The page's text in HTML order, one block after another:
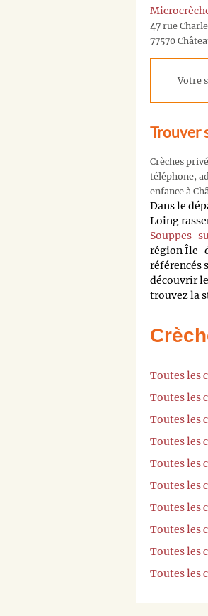
47 rue
77570
Votre
Trouver
Crèches
téléphone,
enfance à
Dans le
Loing
Souppes-
région Île-
référencés
découvrir
trouvez la
Toutes les
Toutes les
Toutes les
Toutes les
Toutes les
Toutes les
Toutes les
Toutes les
Toutes les
Toutes les